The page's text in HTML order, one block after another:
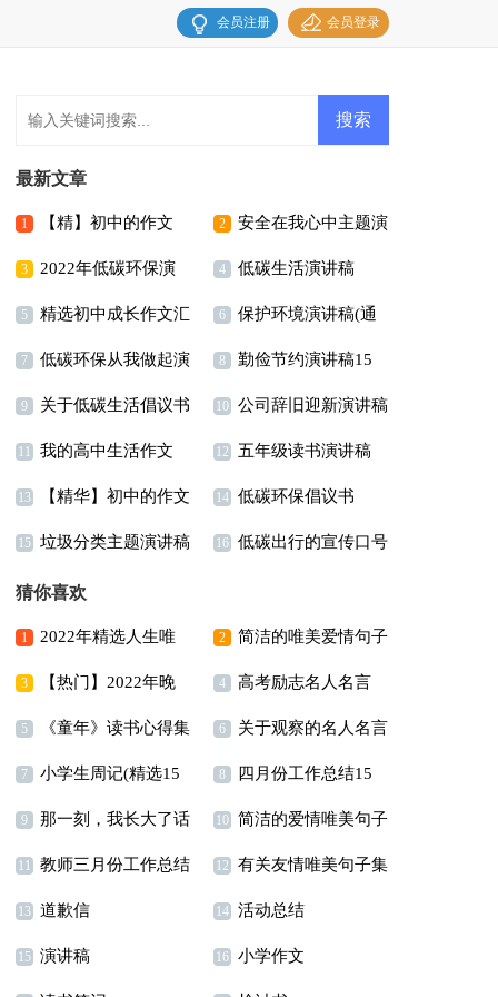
会员登录
会员注册
最新文章
1 【精】初中的作文 2 安全在我心中主题演
讲稿15篇
3 2022年低碳环保演
讲稿
4 低碳生活演讲稿
5 精选初中成长作文汇
编五篇
6 保护环境演讲稿(通
用15篇)
7 低碳环保从我做起演
讲稿
8 勤俭节约演讲稿15
篇
9 关于低碳生活倡议书 10 公司辞旧迎新演讲稿
11 我的高中生活作文
(汇编15篇)
12 五年级读书演讲稿
13 【精华】初中的作文
300字汇总六篇
14 低碳环保倡议书
15 垃圾分类主题演讲稿
15篇
16 低碳出行的宣传口号
猜你喜欢
1 2022年精选人生唯
美的句子锦集89条
2 简洁的唯美爱情句子
合集78条
3 【热门】2022年晚
安朋友圈问候语集合41
句
4 高考励志名人名言
5 《童年》读书心得集
合15篇
6 关于观察的名人名言
6篇
7 小学生周记(精选15
篇)
8 四月份工作总结15
篇
9 那一刻，我长大了话
题作文11篇
10 简洁的爱情唯美句子
合集46条
11 教师三月份工作总结
14篇
12 有关友情唯美句子集
锦36句
13 道歉信 14 活动总结
15 演讲稿 16 小学作文